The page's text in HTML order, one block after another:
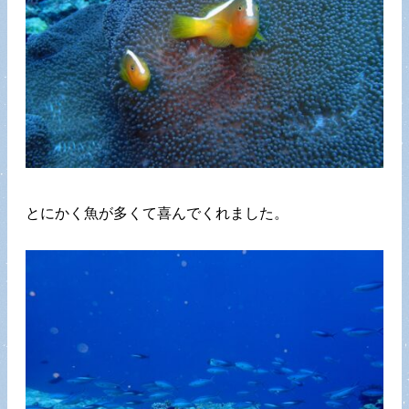
とにかく魚が多くて喜んでくれました。